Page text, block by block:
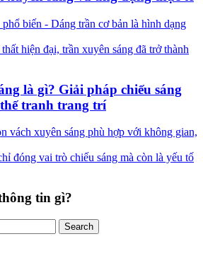
hiện đại, trần xuyên sáng đã trở thành
là gì? Giải pháp chiếu sáng
tranh trang trí
đóng vai trò chiếu sáng mà còn là yếu tố
tin gì?